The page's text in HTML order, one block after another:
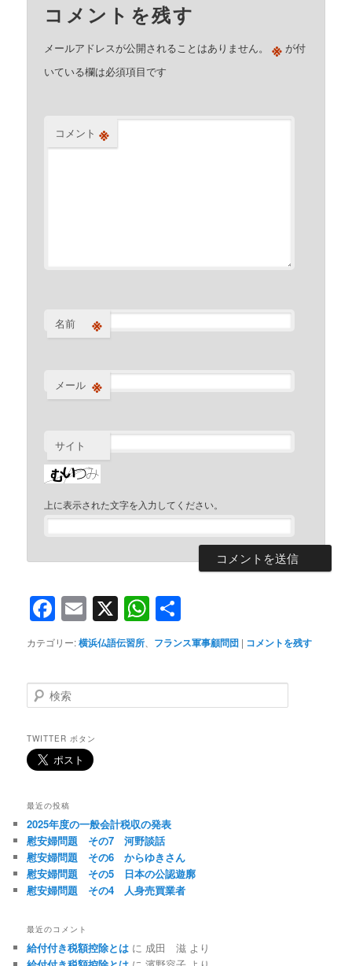
コメントを残す
メールアドレスが公開されることはありません。 ※ が付
いている欄は必須項目です
コメント ※
名前 ※
メール ※
サイト
上に表示された文字を入力してください。
Facebook
Email
X WhatsApp
有
カテゴリー:横浜仏語伝習所 フランス軍事顧問団 | コメントを残す
検
索
TWITTER ボタン
最近の投稿
2025年度の一般会計税収の発表
慰安婦問題 その7 河野談話
慰安婦問題 その6 からゆきさん
慰安婦問題 その5 日本の公認遊廓
慰安婦問題 その4 人身売買業者
最近のコメント
給付付き税額控除とは に 成田 滋 より